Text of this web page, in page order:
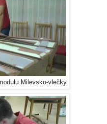
Milevsko-vlečky